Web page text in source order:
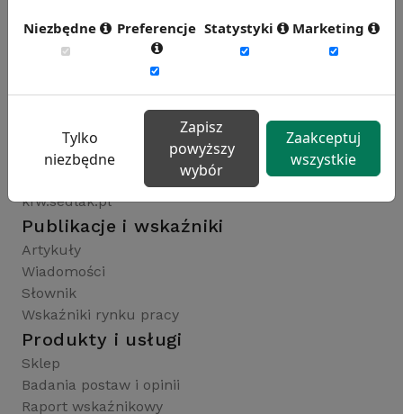
Rynekpracy.pl
sedlak.pl
raportyplacowe.pl
badaniaHR.pl
kfw.sedlak.pl
Publikacje i wskaźniki
Artykuły
Wiadomości
Słownik
Wskaźniki rynku pracy
Produkty i usługi
Sklep
Badania postaw i opinii
Raport wskaźnikowy
Niezbędne Preferencje Statystyki Marketing
Tylko
niezbędne
Zapisz
powyższy
wybór
Zaakceptuj
wszystkie